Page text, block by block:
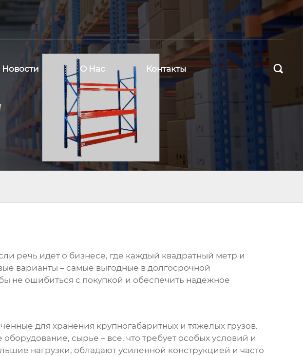
Новости О Нас Контакты 
речь идет о бизнесе, где каждый квадратный метр и
варианты – самые выгодные в долгосрочной
не ошибиться с покупкой и обеспечить надежное
для хранения крупногабаритных и тяжелых грузов.
сырье – все, что требует особых условий и
нагрузки, обладают усиленной конструкцией и часто